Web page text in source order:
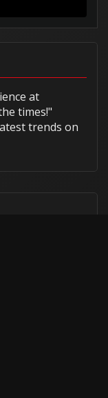
at
times!"
trends on